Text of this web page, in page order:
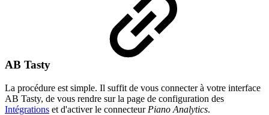
AB Tasty
La procédure est simple. Il suffit de vous connecter à votre interface
AB Tasty, de vous rendre sur la page de configuration des
Intégrations et d'activer le connecteur Piano Analytics.